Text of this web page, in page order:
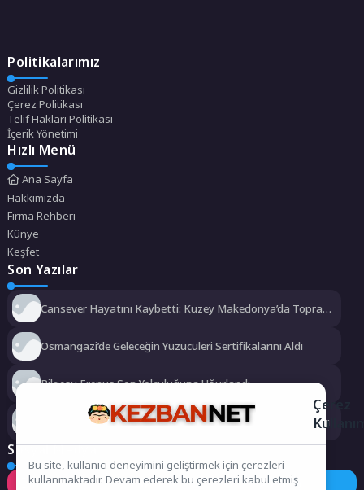
Politikalarımız
Gizlilik Politikası
Çerez Politikası
Telif Hakları Politikası
İçerik Yönetimi
Hızlı Menü
Ana Sayfa
Hakkımızda
Firma Rehberi
Künye
Keşfet
Son Yazılar
Cansever Hayatını Kaybetti: Kuzey Makedonya’da Toprağa
Osmangazi’de Geleceğin Yüzücüleri Sertifikalarını Aldı
Bilgesu Erenus Son Yolculuğuna Uğurlandı
Urla Belediyesi’nden ücretsiz üniversite tercih danışmanlığı
Sosyal Medya
Instagram Facebook Twitter
Çerez
Bu site, kullanıcı deneyimini geliştirmek için çerezleri
kullanmaktadır. Devam ederek bu çerezleri kabul etmiş